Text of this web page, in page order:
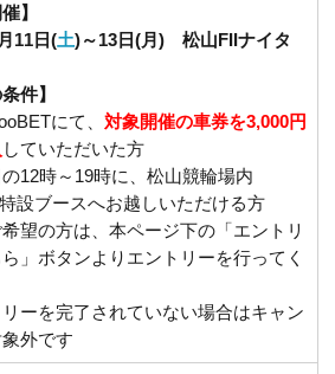
】
11日(土)～13日(月) 松山FIIナイタ
件】
にて、対象開催の車券を3,000円
していただいた方
の12時～19時に、松山競輪場内
設ブースへお越しいただける方
希望の方は、本ページ下の「エントリ
」ボタンよりエントリーを行ってく
ーを完了されていない場合はキャン
外です